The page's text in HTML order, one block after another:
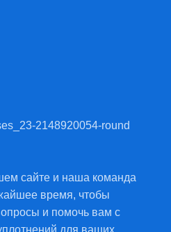
сайте и наша команда
время, чтобы
и помочь вам с
для ваших